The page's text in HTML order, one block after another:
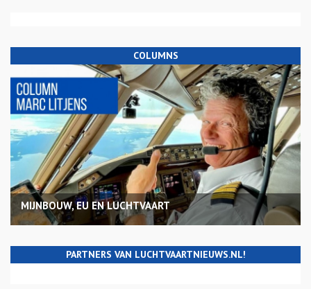
COLUMNS
MIJNBOUW, EU EN LUCHTVAART
PARTNERS VAN LUCHTVAARTNIEUWS.NL!